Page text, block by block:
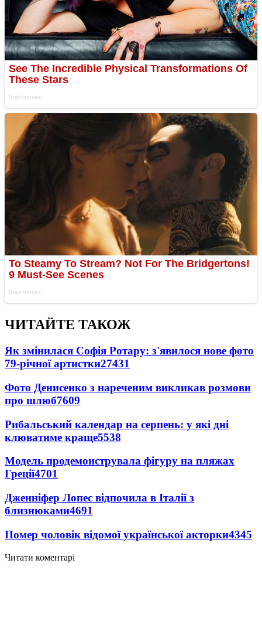
ЧИТАЙТЕ ТАКОЖ
Як змінилася Софія Ротару: з'явилося нове фото
79-річної артистки27431
Фото Денисенко з нареченим викликав розмови
про шлюб7609
Рибальський календар на серпень: у які дні
клюватиме краще5538
Модель продемонструвала фігуру на пляжах
Греції4701
Дженніфер Лопес відпочила в Італії з
близнюками4691
Помер чоловік відомої української акторки4345
Читати коментарі